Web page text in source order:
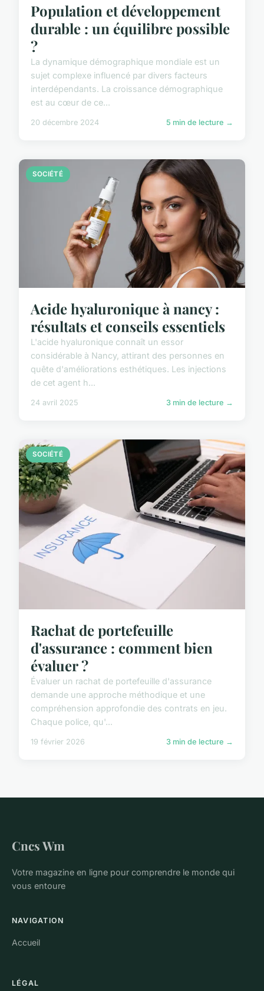
Population et développement
durable : un équilibre possible
?
La dynamique démographique mondiale est un
sujet complexe influencé par divers facteurs
interdépendants. La croissance démographique
est au cœur de ce...
20 décembre 2024 5 min de lecture →
SOCIÉTÉ
Acide hyaluronique à nancy :
résultats et conseils essentiels
L'acide hyaluronique connaît un essor
considérable à Nancy, attirant des personnes en
quête d'améliorations esthétiques. Les injections
de cet agent h...
24 avril 2025 3 min de lecture →
SOCIÉTÉ
Rachat de portefeuille
d'assurance : comment bien
évaluer ?
Évaluer un rachat de portefeuille d'assurance
demande une approche méthodique et une
compréhension approfondie des contrats en jeu.
Chaque police, qu'...
19 février 2026 3 min de lecture →
Cncs Wm
Votre magazine en ligne pour comprendre le monde qui
vous entoure
NAVIGATION
Accueil
LÉGAL